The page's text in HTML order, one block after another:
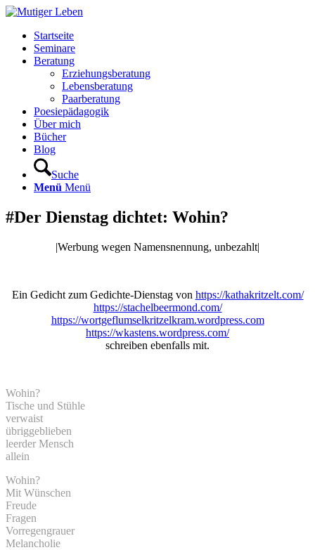
Startseite
Seminare
Beratung
Erziehungsberatung
Lebensberatung
Paarberatung
Poesiepädagogik
Über mich
Bücher
Blog
Suche
Menü Menü
#Der Dienstag dichtet: Wohin?
|Werbung wegen Namensnennung, unbezahlt|
Ein Gedicht zum Gedichte-Dienstag von https://kathakritzelt.com/
https://stachelbeermond.com/
https://wortgeflumselkritzelkram.wordpress.com
https://wkastens.wordpress.com/
schreiben ebenfalls mit.
Wohin?
Tische und Stühle
verwaist
übriggeblieben
leerder Mensch
allein
Wohin?
Mit Wünschen
Freude
Fragen
Vorregengrauer
Melancholie